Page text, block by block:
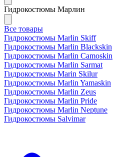
Гидрокостюмы Марлин
Все товары
Гидрокостюмы Marlin Skiff
Гидрокостюмы Marlin Blackskin
Гидрокостюмы Marlin Camoskin
Гидрокостюмы Marlin Sarmat
Гидрокостюмы Marin Skilur
Гидрокостюмы Marlin Yamaskin
Гидрокостюмы Marlin Zeus
Гидрокостюмы Marlin Pride
Гидрокостюмы Marlin Neptune
Гидрокостюмы Salvimar